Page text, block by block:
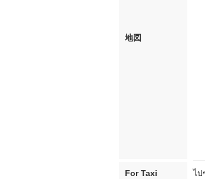
地図
For Taxi ไป